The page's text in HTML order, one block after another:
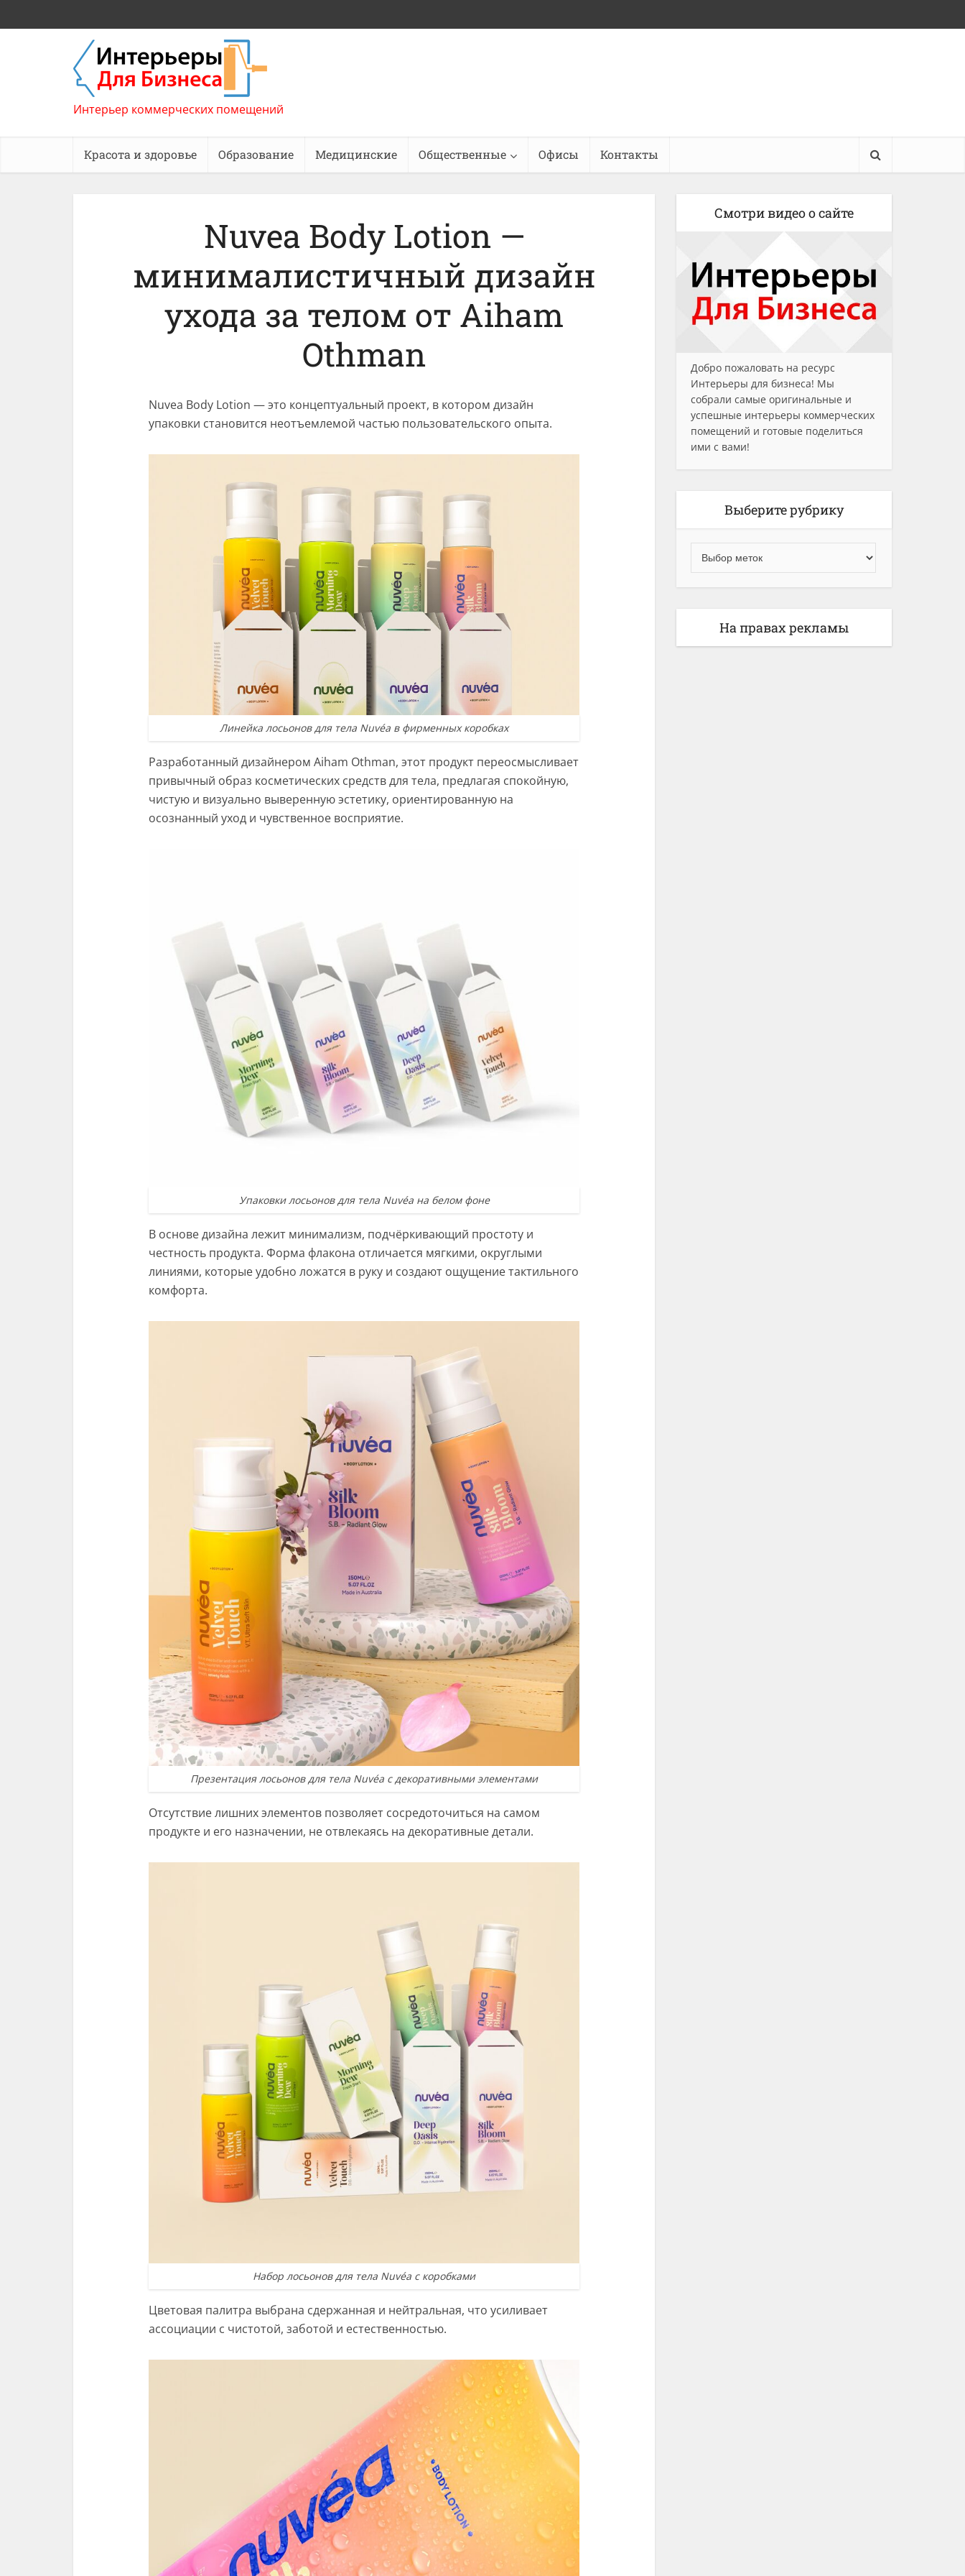
Интерьер коммерческих помещений
Красота и здоровье Образование Медицинские Общественные Офисы Контакты
Nuvea Body Lotion —
минималистичный дизайн
ухода за телом от Aiham
Othman
Nuvea Body Lotion — это концептуальный проект, в котором дизайн
упаковки становится неотъемлемой частью пользовательского опыта.
Линейка лосьонов для тела Nuvéa в фирменных коробках
Разработанный дизайнером Aiham Othman, этот продукт переосмысливает
привычный образ косметических средств для тела, предлагая спокойную,
чистую и визуально выверенную эстетику, ориентированную на
осознанный уход и чувственное восприятие.
Упаковки лосьонов для тела Nuvéa на белом фоне
В основе дизайна лежит минимализм, подчёркивающий простоту и
честность продукта. Форма флакона отличается мягкими, округлыми
линиями, которые удобно ложатся в руку и создают ощущение тактильного
комфорта.
Презентация лосьонов для тела Nuvéa с декоративными элементами
Отсутствие лишних элементов позволяет сосредоточиться на самом
продукте и его назначении, не отвлекаясь на декоративные детали.
Набор лосьонов для тела Nuvéa с коробками
Цветовая палитра выбрана сдержанная и нейтральная, что усиливает
ассоциации с чистотой, заботой и естественностью.
Смотри видео о сайте
Добро пожаловать на ресурс
Интерьеры для бизнеса! Мы
собрали самые оригинальные и
успешные интерьеры коммерческих
помещений и готовые поделиться
ими с вами!
Выберите рубрику
На правах рекламы